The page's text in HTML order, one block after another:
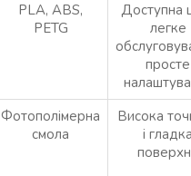
PLA, ABS,
PETG
Доступна
легке
просте
Фотополімерна
смола
Висока
і